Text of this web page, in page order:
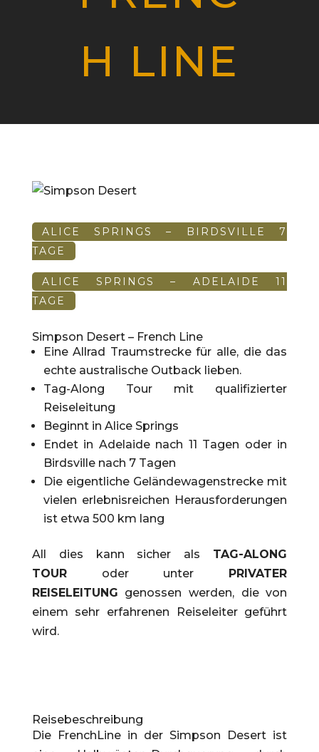
H LINE
ALICE SPRINGS – BIRDSVILLE 7
TAGE
ALICE SPRINGS – ADELAIDE 11
TAGE
Simpson Desert – French Line
Eine Allrad Traumstrecke für alle, die das
echte australische Outback lieben.
Tag-Along Tour mit qualifizierter
Reiseleitung
Beginnt in Alice Springs
Endet in Adelaide nach 11 Tagen oder in
Birdsville nach 7 Tagen
Die eigentliche Geländewagenstrecke mit
vielen erlebnisreichen Herausforderungen
ist etwa 500 km lang
All dies kann sicher als TAG-ALONG
TOURoder unter PRIVATER
REISELEITUNG genossen werden, die von
einem sehr erfahrenen Reiseleiter geführt
wird.
Reisebeschreibung
Die FrenchLine in der Simpson Desert ist